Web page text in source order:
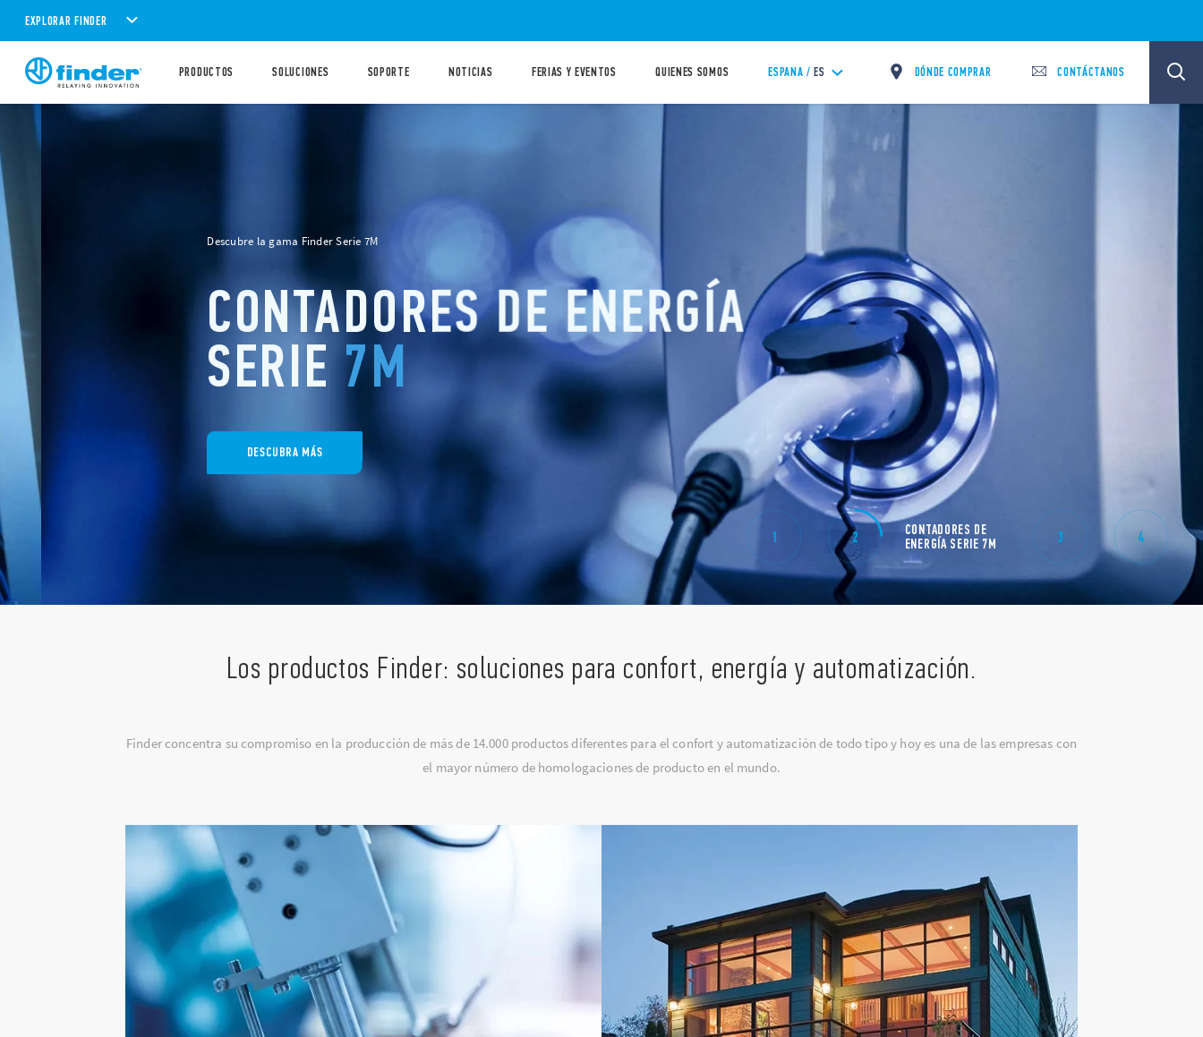
EXPLORAR FINDER
PRODUCTOS SOLUCIONES SOPORTE NOTICIAS FERIAS Y EVENTOS QUIENES SOMOS ESPANA / ES DÓNDE COMPRAR CONTÁCTANOS
Descubre la gama Finder Serie 7M
CONTADORES DE ENERGÍA
SERIE7M
DESCUBRA MÁS
1
DESARROLLO
INDUSTRIAL Y
AUTOMATIZACIÓN
2
CONTADORES DE
ENERGÍA SERIE 7M
3
TEMPORIZADOR
MODULAR TIPO
CON NFC
4
Los productos Finder: soluciones para confort, energía y automatización.
Finder concentra su compromiso en la producción de más de 14.000 productos diferentes para el confort y automatización de todo tipo y hoy es una de las empresas con
el mayor número de homologaciones de producto en el mundo.